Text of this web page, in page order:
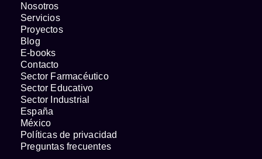
Nosotros
Servicios
Proyectos
Blog
E-books
Contacto
Sector Farmacéutico
Sector Educativo
Sector Industrial
España
México
Políticas de privacidad
Preguntas frecuentes